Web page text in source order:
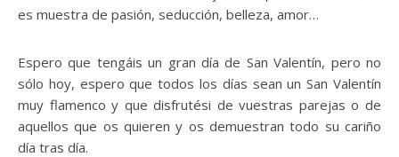
es muestra de pasión, seducción, belleza, amor…
Espero que tengáis un gran día de San Valentín, pero no
sólo hoy, espero que todos los días sean un San Valentín
muy flamenco y que disfrutési de vuestras parejas o de
aquellos que os quieren y os demuestran todo su cariño
día tras día.